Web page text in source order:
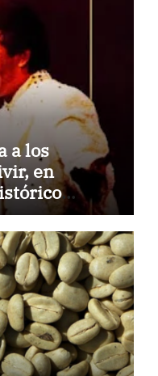
a los
en
Bellas